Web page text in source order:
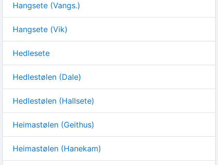
Hangsete (Vangs.)
Hangsete (Vik)
Hedlesete
Hedlestølen (Dale)
Hedlestølen (Hallsete)
Heimastølen (Geithus)
Heimastølen (Hanekam)